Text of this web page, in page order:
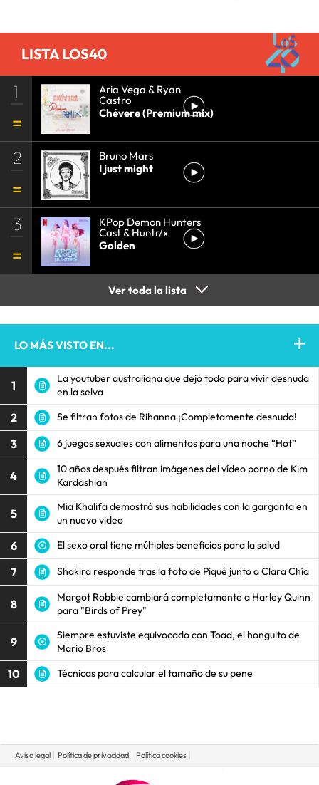
LISTA LOS40
1 Aria Vega & Ryan
Castro
Chévere (Premium mix)
2
Bruno Mars
I just might
3 KPop Demon Hunters
Cast & Huntr/x
Golden
Ver toda la lista
LO MÁS VISTO EN...
1
La youtuber australiana que dejó todo para vivir desnuda
en la selva
2 Se filtran fotos de Rihanna ¡Completamente desnuda!
3 6 juegos sexuales con alimentos para una noche “Hot”
4
10 años después filtran imágenes del vídeo porno de Kim
Kardashian
5
Mia Khalifa demostró sus habilidades con la garganta en
un nuevo video
6 El sexo oral tiene múltiples beneficios para la salud
7 Shakira responde tras la foto de Piqué junto a Clara Chía
8
Margot Robbie cambiará completamente a Harley Quinn
para "Birds of Prey"
9
Siempre estuviste equivocado con Toad, el honguito de
Mario Bros
10 Técnicas para calcular el tamaño de su pene
Aviso legal Política de privacidad Política cookies